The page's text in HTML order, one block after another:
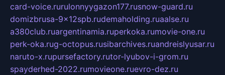
card-voice.rurulonnyygazon177.rusnow-guard.ru
domizbrusa-9x12spb.rudemaholding.ruaalse.ru
a380club.ruargentinamia.ruperkoka.rumovie-one.ru
perk-oka.rug-octopus.rusibarchives.ruandreislyusar.ru
naruto-x.rupursefactory.rutor-lyubov-i-grom.ru
spayderhed-2022.rumovieone.ruevro-dez.ru